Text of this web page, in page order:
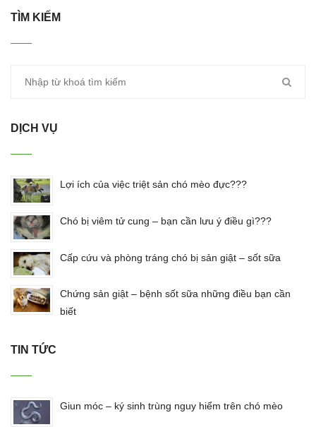
TÌM KIẾM
DỊCH VỤ
Lợi ích của việc triệt sản chó mèo đực???
Chó bị viêm tử cung – bạn cần lưu ý điều gì???
Cấp cứu và phòng tráng chó bị sản giật – sốt sữa
Chứng sản giật – bệnh sốt sữa những điều bạn cần
biết
TIN TỨC
Giun móc – ký sinh trùng nguy hiểm trên chó mèo